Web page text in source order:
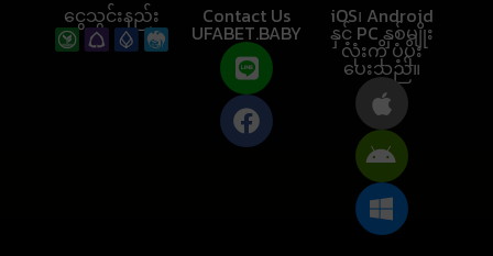
ငွေသွင်းနည်း Contact Us
UFABET.BABY
iOS၊ Android
နှင့် PC နှစ်မျိုး
လုံးကို ပံ့ပိုး
ပေးသည်။